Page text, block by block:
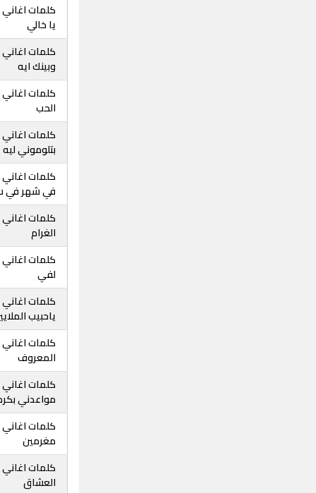
كلمات اغاني
يا خالي
كلمات اغاني
وبينك ايه
كلمات اغاني
الحب
كلمات اغاني
بتلوموني ليه
كلمات
في شهر في
كلمات اغاني
الغرام
كلمات
لفي
كلمات
ياحبيب
كلمات اغاني
المعروف
كلمات اغاني
مواعدني
كلمات اغاني
مغرمين
كلمات
العشاق